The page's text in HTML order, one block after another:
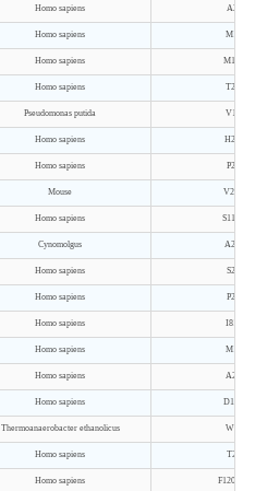
Homo sapiens A2-
Homo sapiens M1-
Homo sapiens M1-
Homo sapiens T2-
Pseudomonas putida V1-
Homo sapiens H25-
Homo sapiens P2-
Mouse V20-
Homo sapiens S118-
Cynomolgus A24-
Homo sapiens S2-
Homo sapiens P2-
Homo sapiens I81-
Homo sapiens M1-
Homo sapiens A2-
Homo sapiens D11-
Thermoanaerobacter ethanolicus W2-
Homo sapiens T2-
Homo sapiens F1208-